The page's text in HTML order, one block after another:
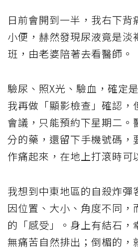
日前會開到一半，我右下背
小便，赫然發現尿液竟是淡
班，由老婆陪著去看醫師。
驗尿、照X光、驗血，確定
我再做「顯影檢查」確認，
會議，只能預約下星期二。
分的藥，還留下手機號碼，
作痛起來，在地上打滾時可
我想到中東地區的自殺炸彈
因位置、大小、角度不同，
的「感受」。身上有結石，
無痛苦自然排出；倒楣的，